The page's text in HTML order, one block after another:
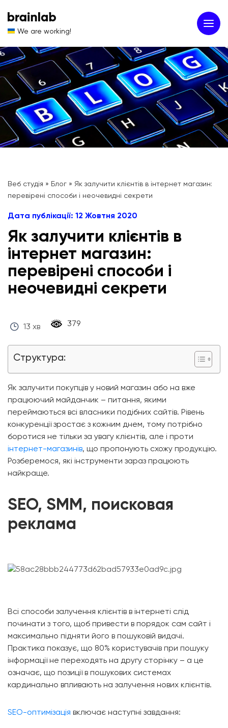
We are working!
Веб студія » Блог » Як залучити клієнтів в інтернет магазин:
перевірені способи і неочевидні секрети
Дата публікації: 12 Жовтня 2020
Як залучити клієнтів в
інтернет магазин:
перевірені способи і
неочевидні секрети
13 хв ‎ 379 ‎
Структура:
Як залучити покупців у новий магазин або на вже
працюючий майданчик – питання, якими
переймаються всі власники подібних сайтів. Рівень
конкуренції зростає з кожним днем, тому потрібно
боротися не тільки за увагу клієнтів, але і проти
інтернет-магазинів, що пропонують схожу продукцію.
Розберемося, які інструменти зараз працюють
найкраще.
SEO, SMM, поисковая
реклама
Всі способи залучення клієнтів в інтернеті слід
починати з того, щоб привести в порядок сам сайт і
максимально підняти його в пошуковій видачі.
Практика показує, що 80% користувачів при пошуку
інформації не переходять на другу сторінку – а це
означає, що позиції в пошукових системах
кардинально впливають на залучення нових клієнтів.
SEO-оптимізація включає наступні завдання: